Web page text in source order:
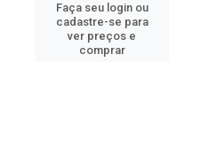
Faça seu login ou
cadastre-se para
ver preços e
comprar